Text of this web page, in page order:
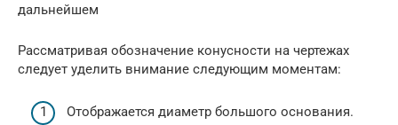
дальнейшем
Рассматривая обозначение конусности на чертежах
следует уделить внимание следующим моментам:
Отображается диаметр большого основания.